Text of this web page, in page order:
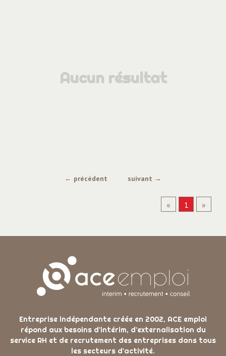
Aucun résultat
← précédent suivant →
« 1 »
Entreprise indépendante créée en 2002, ACE emploi
répond aux besoins d'intérim, d'externalisation du
service RH et de recrutement des entreprises dans tous
les secteurs d'activité.